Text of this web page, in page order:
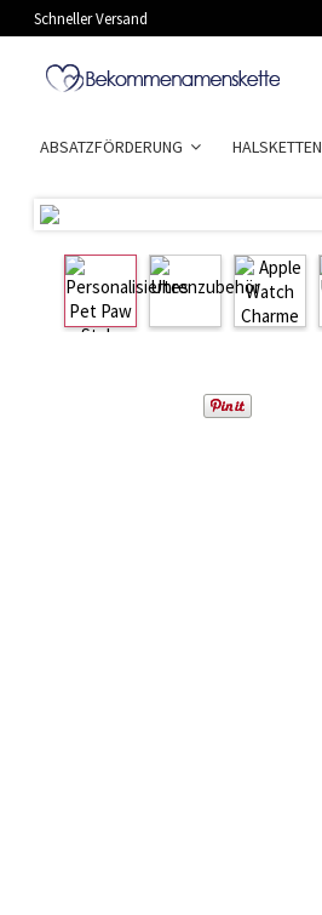
Schneller Versand
ABSATZFÖRDERUNG HALSKETTEN